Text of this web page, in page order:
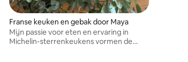
Franse keuken en gebak door Maya
Mijn passie voor eten en ervaring in
Michelin-sterrenkeukens vormen de